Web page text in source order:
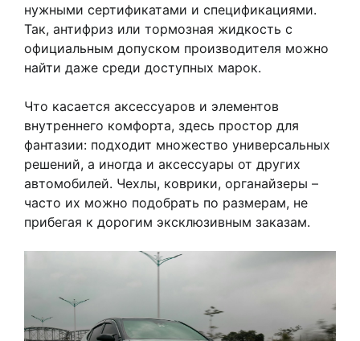
нужными сертификатами и спецификациями.
Так, антифриз или тормозная жидкость с
официальным допуском производителя можно
найти даже среди доступных марок.
Что касается аксессуаров и элементов
внутреннего комфорта, здесь простор для
фантазии: подходит множество универсальных
решений, а иногда и аксессуары от других
автомобилей. Чехлы, коврики, органайзеры –
часто их можно подобрать по размерам, не
прибегая к дорогим эксклюзивным заказам.